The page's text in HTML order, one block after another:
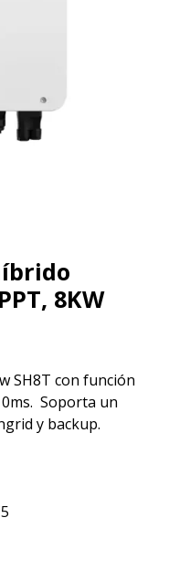
8KW
SH8T con función
Soporta un
y backup.